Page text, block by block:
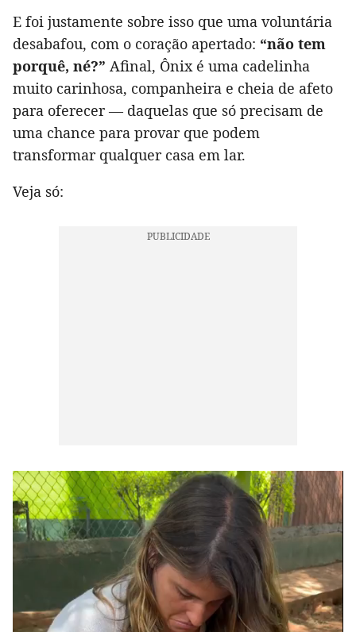
E foi justamente sobre isso que uma voluntária
desabafou, com o coração apertado: “não tem
porquê, né?” Afinal, Ônix é uma cadelinha
muito carinhosa, companheira e cheia de afeto
para oferecer — daquelas que só precisam de
uma chance para provar que podem
transformar qualquer casa em lar.
Veja só: